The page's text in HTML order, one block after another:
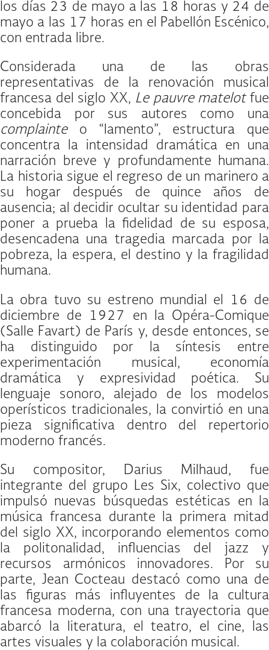
los días 23 de mayo a las 18 horas y 24 de
mayo a las 17 horas en el Pabellón Escénico,
con entrada libre.
Considerada una de las obras
representativas de la renovación musical
francesa del siglo XX, Le pauvre matelotfue
concebida por sus autores como una
complainteo “lamento”, estructura que
concentra la intensidad dramática en una
narración breve y profundamente humana.
La historia sigue el regreso de un marinero a
su hogar después de quince años de
ausencia; al decidir ocultar su identidad para
poner a prueba la fidelidad de su esposa,
desencadena una tragedia marcada por la
pobreza, la espera, el destino y la fragilidad
humana.
La obra tuvo su estreno mundial el 16 de
diciembre de 1927 en la Opéra-Comique
(Salle Favart) de París y, desde entonces, se
ha distinguido por la síntesis entre
experimentación musical, economía
dramática y expresividad poética. Su
lenguaje sonoro, alejado de los modelos
operísticos tradicionales, la convirtió en una
pieza significativa dentro del repertorio
moderno francés.
Su compositor, Darius Milhaud, fue
integrante del grupo Les Six, colectivo que
impulsó nuevas búsquedas estéticas en la
música francesa durante la primera mitad
del siglo XX, incorporando elementos como
la politonalidad, influencias del jazz y
recursos armónicos innovadores. Por su
parte, Jean Cocteau destacó como una de
las figuras más influyentes de la cultura
francesa moderna, con una trayectoria que
abarcó la literatura, el teatro, el cine, las
artes visuales y la colaboración musical.